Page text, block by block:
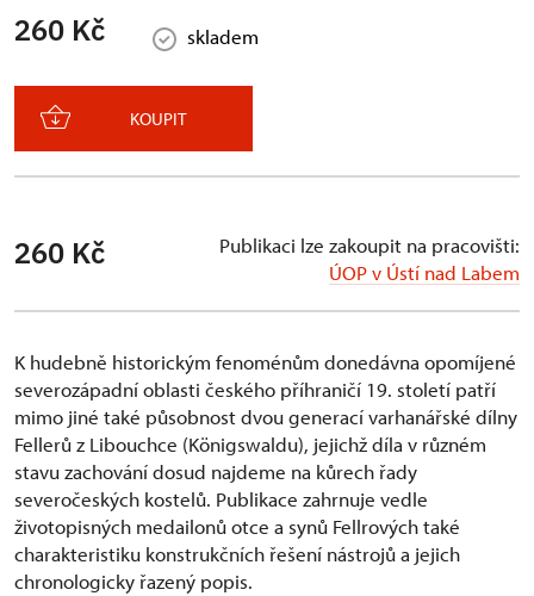
260 Kč skladem
KOUPIT
260 Kč
Publikaci lze zakoupit na pracovišti:
ÚOP v Ústí nad Labem
K hudebně historickým fenoménům donedávna opomíjené
severozápadní oblasti českého příhraničí 19. století patří
mimo jiné také působnost dvou generací varhanářské dílny
Fellerů z Libouchce (Königswaldu), jejichž díla v různém
stavu zachování dosud najdeme na kůrech řady
severočeských kostelů. Publikace zahrnuje vedle
životopisných medailonů otce a synů Fellrových také
charakteristiku konstrukčních řešení nástrojů a jejich
chronologicky řazený popis.